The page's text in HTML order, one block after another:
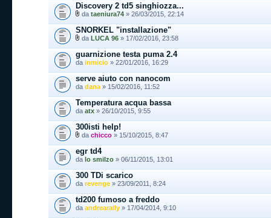
Discovery 2 td5 singhiozza...
da taeniura74 » 26/03/2015, 22:14
SNORKEL "installazione"
da LUCA 96 » 17/02/2016, 23:58
guarnizione testa puma 2.4
da inmicio » 22/01/2016, 16:29
serve aiuto con nanocom
da dana » 15/02/2016, 11:52
Temperatura acqua bassa
da atx » 26/10/2015, 9:55
300isti help!
da chicco » 15/10/2015, 8:47
egr td4
da lo smilzo » 06/11/2015, 13:01
300 TDi scarico
da revenge » 23/09/2011, 8:24
td200 fumoso a freddo
da andrearally » 17/04/2014, 9:10